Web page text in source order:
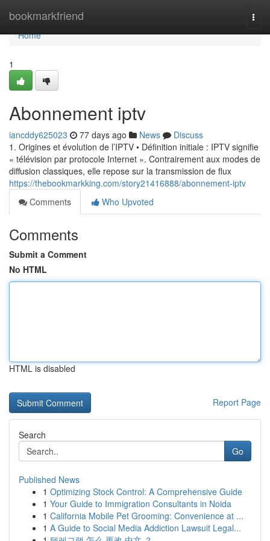
bookmarkfriend
Home
Home
1
Abonnement iptv
iancddy625023 77 days ago News
Discuss
1. Origines et évolution de l’IPTV • Définition initiale : IPTV signifie
« télévision par protocole Internet ». Contrairement aux modes de
diffusion classiques, elle repose sur la transmission de flux
https://thebookmarkking.com/story21416888/abonnement-iptv
Comments
Who Upvoted
Comments
Submit a Comment
No HTML
HTML is disabled
Report Page
Search
Go
Published News
1 Optimizing Stock Control: A Comprehensive Guide
1 Your Guide to Immigration Consultants in Noida
1 California Mobile Pet Grooming: Convenience at ...
1 A Guide to Social Media Addiction Lawsuit Legal...